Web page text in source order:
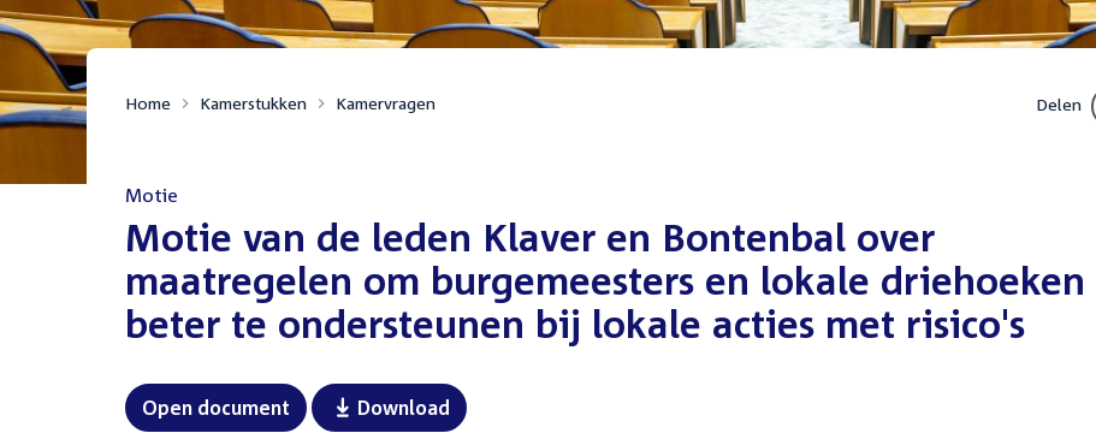
Home Kamerstukken Kamervragen Delen
Motie
:Motie van de leden Klaver en Bontenbal over
maatregelen om burgemeesters en lokale driehoeken
beter te ondersteunen bij lokale acties met risico's
Open document Download